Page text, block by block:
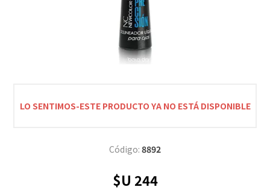
LO SENTIMOS-ESTE PRODUCTO YA NO ESTÁ DISPONIBLE
Código: 8892
$U 244